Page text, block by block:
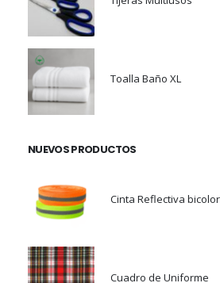
Toalla Baño XL
NUEVOS PRODUCTOS
Cinta Reflectiva bicolor
Cuadro de Uniforme